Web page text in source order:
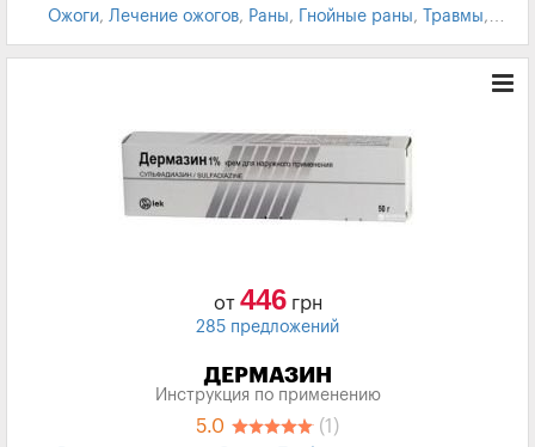
Ожоги, Лечение ожогов, Раны, Гнойные раны, Травмы,
от 446грн
285 предложений
ДЕРМАЗИН
Инструкция по применению
5.0 (1)